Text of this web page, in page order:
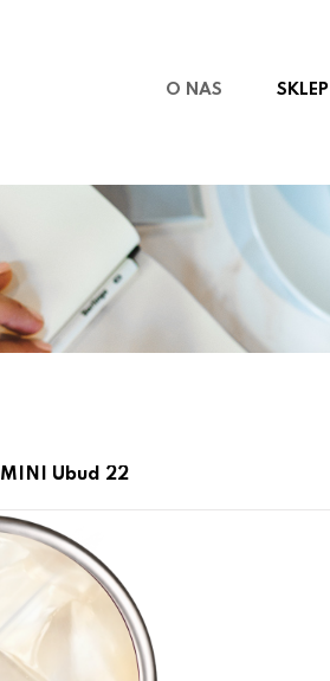
O NAS SKLEP
MINI Ubud 22